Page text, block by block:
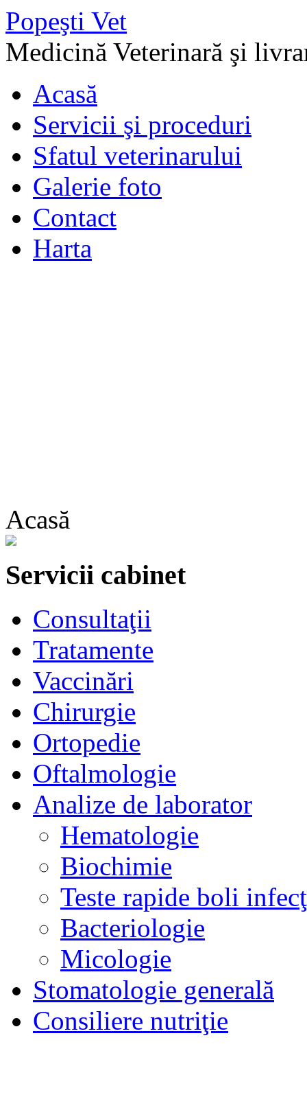
Popeşti Vet
Medicină Veterinară şi
Acasă
Servicii şi proceduri
Sfatul veterinarului
Galerie foto
Contact
Harta
Acasă
Servicii cabinet
Consultaţii
Tratamente
Vaccinări
Chirurgie
Ortopedie
Oftalmologie
Analize de laborator
Hematologie
Biochimie
Teste rapide boli
Bacteriologie
Micologie
Stomatologie generală
Consiliere nutriţie